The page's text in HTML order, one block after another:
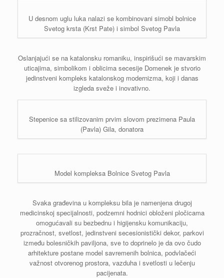
U desnom uglu luka nalazi se kombinovani simobl bolnice
Svetog krsta (Krst Pate) i simbol Svetog Pavla
Oslanjajući se na katalonsku romaniku, inspirišući se mavarskim
uticajima, simbolikom i oblicima secesije Domenek je stvorio
jedinstveni kompleks katalonskog modernizma, koji i danas
izgleda sveže i inovativno.
Stepenice sa stilizovanim prvim slovom prezimena Paula
(Pavla) Gila, donatora
Model kompleksa Bolnice Svetog Pavla
Svaka građevina u kompleksu bila je namenjena drugoj
medicinskoj specijalnosti, podzemni hodnici obloženi pločicama
omogućavali su bezbednu i higijensku komunikaciju,
prozračnost, svetlost, jedinstveni secesionistički dekor, parkovi
između bolesničkih paviljona, sve to doprinelo je da ovo čudo
arhitekture postane model savremenih bolnica, podvlačeći
važnost otvorenog prostora, vazduha i svetlosti u lečenju
pacijenata.